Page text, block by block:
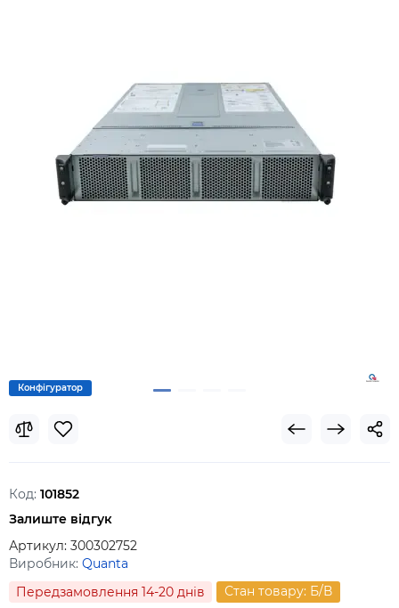
Конфігуратор
Код: 101852
Залиште відгук
Артикул: 300302752
Виробник: Quanta
Передзамовлення 14-20 днів
Стан товару: Б/В